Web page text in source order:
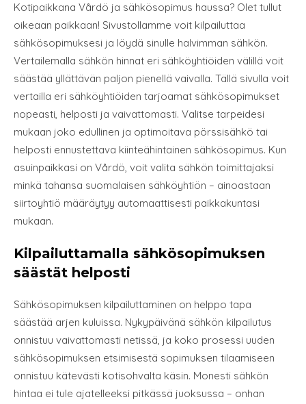
Kotipaikkana Vårdö ja sähkösopimus haussa? Olet tullut
oikeaan paikkaan! Sivustollamme voit kilpailuttaa
sähkösopimuksesi ja löydä sinulle halvimman sähkön.
Vertailemalla sähkön hinnat eri sähköyhtiöiden välillä voit
säästää yllättävän paljon pienellä vaivalla. Tällä sivulla voit
vertailla eri sähköyhtiöiden tarjoamat sähkösopimukset
nopeasti, helposti ja vaivattomasti. Valitse tarpeidesi
mukaan joko edullinen ja optimoitava pörssisähkö tai
helposti ennustettava kiinteähintainen sähkösopimus. Kun
asuinpaikkasi on Vårdö, voit valita sähkön toimittajaksi
minkä tahansa suomalaisen sähköyhtiön – ainoastaan
siirtoyhtiö määräytyy automaattisesti paikkakuntasi
mukaan.
Kilpailuttamalla sähkösopimuksen
säästät helposti
Sähkösopimuksen kilpailuttaminen on helppo tapa
säästää arjen kuluissa. Nykypäivänä sähkön kilpailutus
onnistuu vaivattomasti netissä, ja koko prosessi uuden
sähkösopimuksen etsimisestä sopimuksen tilaamiseen
onnistuu kätevästi kotisohvalta käsin. Monesti sähkön
hintaa ei tule ajatelleeksi pitkässä juoksussa – onhan